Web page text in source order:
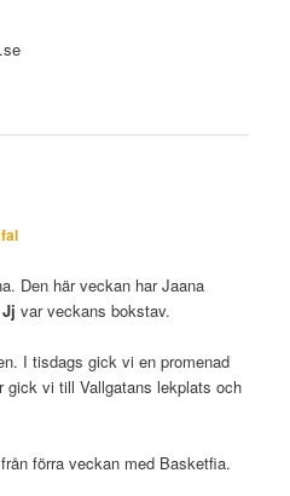
Den här veckan har Jaana
Jj var veckans bokstav.
I tisdags gick vi en promenad
vi till Vallgatans lekplats och
förra veckan med Basketfia.